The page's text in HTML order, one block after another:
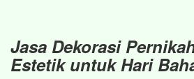
Jasa Dekorasi
Estetik untuk Hari